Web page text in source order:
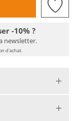
-10% ?
newsletter.
d'achat.